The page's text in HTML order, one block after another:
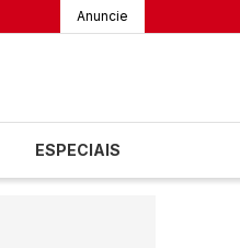
Anuncie
ESPECIAIS